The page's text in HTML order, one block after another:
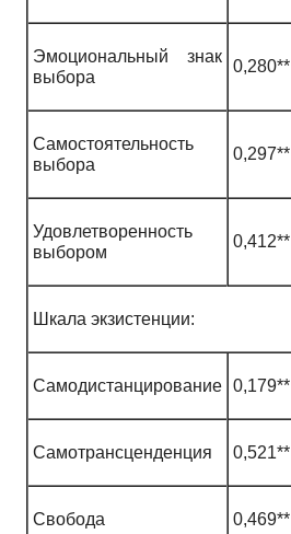
Эмоциональный знак
выбора
0,280**
Самостоятельность
выбора
0,297**
Удовлетворенность
выбором
0,412**
Шкала экзистенции:
Самодистанцирование 0,179**
Самотрансценденция 0,521**
Свобода 0,469**